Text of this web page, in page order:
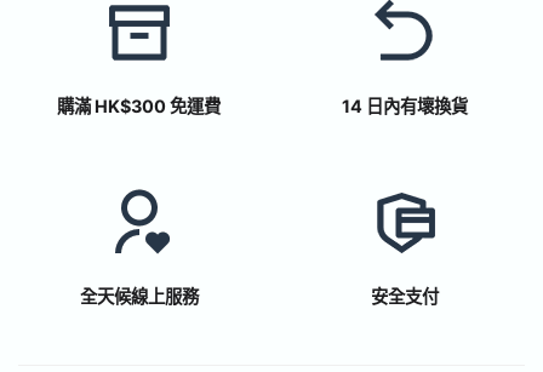
購滿 HK$300 免運費 14 日內有壞換貨
全天候線上服務 安全支付